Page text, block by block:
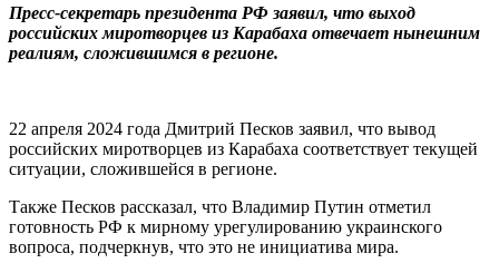
Пресс-секретарь президента РФ заявил, что выход
российских миротворцев из Карабаха отвечает нынешним
реалиям, сложившимся в регионе.
22 апреля 2024 года Дмитрий Песков заявил, что вывод
российских миротворцев из Карабаха соответствует текущей
ситуации, сложившейся в регионе.
Также Песков рассказал, что Владимир Путин отметил
готовность РФ к мирному урегулированию украинского
вопроса, подчеркнув, что это не инициатива мира.